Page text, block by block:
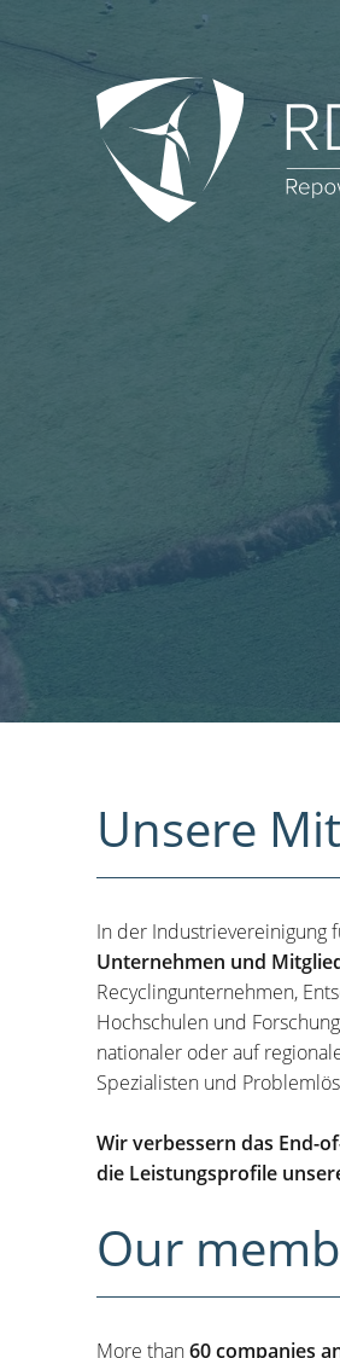
Unsere
In der Industrievereinigung
Unternehmen und
Recyclingunternehmen,
Hochschulen und
nationaler oder auf
Spezialisten und
Wir verbessern das End-
die Leistungsprofile
Our
More than60 companies